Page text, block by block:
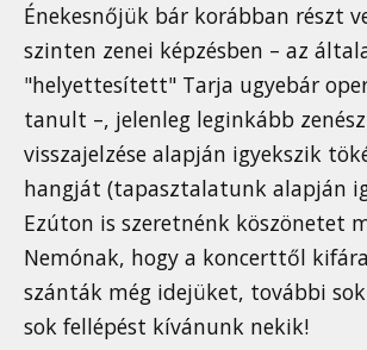
Énekesnőjük bár korábban részt
szinten zenei képzésben – az
"helyettesített" Tarja ugyebár
tanult –, jelenleg leginkább
visszajelzése alapján igyekszik
hangját (tapasztalatunk alapján
Ezúton is szeretnénk köszönetet
Nemónak, hogy a koncerttől
szánták még idejüket, további
sok fellépést kívánunk nekik!